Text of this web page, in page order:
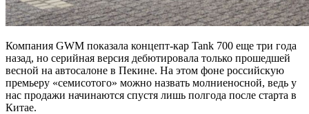
Компания GWM показала концепт-кар Tank 700 еще три года
назад, но серийная версия дебютировала только прошедшей
весной на автосалоне в Пекине. На этом фоне российскую
премьеру «семисотого» можно назвать молниеносной, ведь у
нас продажи начинаются спустя лишь полгода после старта в
Китае.